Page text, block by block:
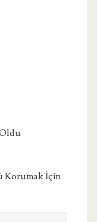
Korumak İçin